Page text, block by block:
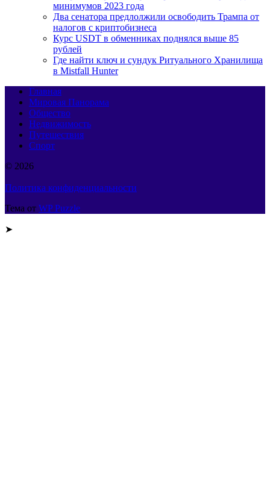
минимумов 2023 года
Два сенатора предлолжили освободить Трампа от
налогов с криптобизнеса
Курс USDT в обменниках поднялся выше 85
рублей
Где найти ключ и сундук Ритуального Хранилища
в Mistfall Hunter
Главная
Мировая Панорама
Общество
Недвижимость
Путешествия
Спорт
© 2026
Политика конфиденциальности
Тема от WP Puzzle
➤